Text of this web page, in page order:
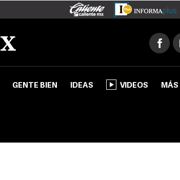
GENTE BIEN IDEAS VIDEOS MÁS